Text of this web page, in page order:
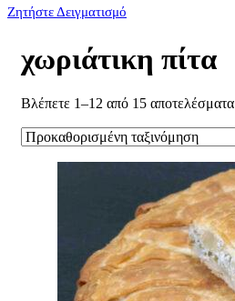
Ζητήστε Δειγματισμό
χωριάτικη πίτα
Βλέπετε 1–12 από 15 αποτελέσματα